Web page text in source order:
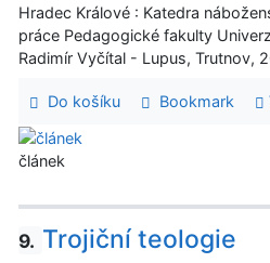
Hradec Králové : Katedra
práce Pedagogické fakulty
Radimír Vyčítal - Lupus, Trutnov,
Do košíku Bookmark
článek
9. Trojiční teologie